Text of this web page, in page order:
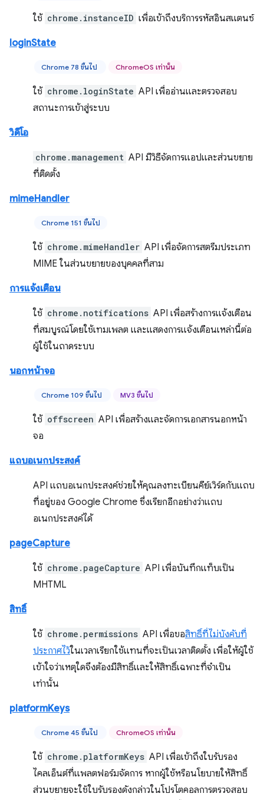
ใช้ chrome.instanceID เพื่อเข้าถึงบริการรหัสอินสแตนซ์
loginState
Chrome 78 ขึ้นไป ChromeOS เท่านั้น
ใช้ chrome.loginState API เพื่ออ่านและตรวจสอบ
สถานะการเข้าสู่ระบบ
วิดีโอ
chrome.management API มีวิธีจัดการแอปและส่วนขยาย
ที่ติดตั้ง
mimeHandler
Chrome 151 ขึ้นไป
ใช้ chrome.mimeHandler API เพื่อจัดการสตรีมประเภท
MIME ในส่วนขยายของบุคคลที่สาม
การแจ้งเตือน
ใช้ chrome.notifications API เพื่อสร้างการแจ้งเตือน
ที่สมบูรณ์โดยใช้เทมเพลต และแสดงการแจ้งเตือนเหล่านี้ต่อ
ผู้ใช้ในถาดระบบ
นอกหน้าจอ
Chrome 109 ขึ้นไป MV3 ขึ้นไป
ใช้ offscreen API เพื่อสร้างและจัดการเอกสารนอกหน้า
จอ
แถบอเนกประสงค์
API แถบอเนกประสงค์ช่วยให้คุณลงทะเบียนคีย์เวิร์ดกับแถบ
ที่อยู่ของ Google Chrome ซึ่งเรียกอีกอย่างว่าแถบ
อเนกประสงค์ได้
pageCapture
ใช้ chrome.pageCapture API เพื่อบันทึกแท็บเป็น
MHTML
สิทธิ์
ใช้ chrome.permissions API เพื่อขอสิทธิ์ที่ไม่บังคับที่
ประกาศไว้ในเวลาเรียกใช้แทนที่จะเป็นเวลาติดตั้ง เพื่อให้ผู้ใช้
เข้าใจว่าเหตุใดจึงต้องมีสิทธิ์และให้สิทธิ์เฉพาะที่จำเป็น
เท่านั้น
platformKeys
Chrome 45 ขึ้นไป ChromeOS เท่านั้น
ใช้ chrome.platformKeys API เพื่อเข้าถึงใบรับรอง
ไคลเอ็นต์ที่แพลตฟอร์มจัดการ หากผู้ใช้หรือนโยบายให้สิทธิ์
ส่วนขยายจะใช้ใบรับรองดังกล่าวในโปรโตคอลการตรวจสอบ